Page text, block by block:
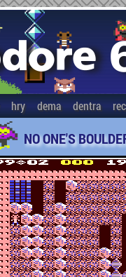
hry dema dentra
NO ONE'S